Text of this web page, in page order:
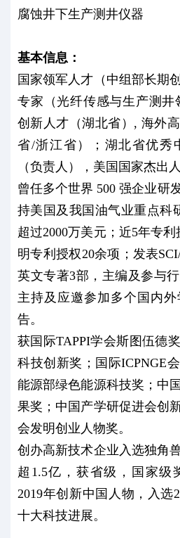
腐蚀井下生产测井仪器
基本信息：
国家领军人才（中组部长期
专家（光纤传感与生产测井
创新人才（湖北省）, 海外
省/浙江省）；湖北省优秀
（负责人），美国国家杰出
曾任多个世界 500 强企业研
持美国及我国油气业重点科
超过2000万美元；近5年专
明专利授权20余项；发表
英文专著3部，主编及参与行
主持及应邀参加多个国内
告。
获国际TAPPI学会斯图伍德
科技创新奖；国际ICPNGE
能源部绿色能源科技奖；中
果奖；中国产学研促进会创
会发明创业人物奖。
创办高新技术企业入选独角
超1.5亿，获省级，国家级
2019年创新中国人物，入选
十大科技进展。